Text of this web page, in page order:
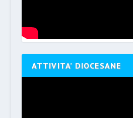
ATTIVITA’ DIOCESANE